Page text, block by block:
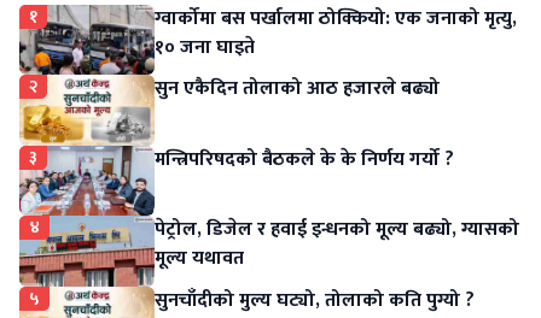
१
ग्वार्कोमा बस पर्खालमा ठोक्कियो: एक जनाको मृत्यु,
१० जना घाइते
२ सुन एकैदिन तोलाको आठ हजारले बढ्यो
३ मन्त्रिपरिषदको बैठकले के के निर्णय गर्यो ?
४
पेट्रोल, डिजेल र हवाई इन्धनको मूल्य बढ्यो, ग्यासको
मूल्य यथावत
५ सुनचाँदीको मुल्य घट्यो, तोलाको कति पुग्यो ?